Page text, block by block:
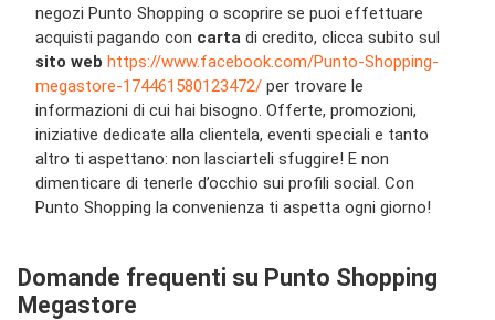
negozi Punto Shopping o scoprire se puoi effettuare
acquisti pagando con carta di credito, clicca subito sul
sito web https://www.facebook.com/Punto-Shopping-
megastore-174461580123472/ per trovare le
informazioni di cui hai bisogno. Offerte, promozioni,
iniziative dedicate alla clientela, eventi speciali e tanto
altro ti aspettano: non lasciarteli sfuggire! E non
dimenticare di tenerle d’occhio sui profili social. Con
Punto Shopping la convenienza ti aspetta ogni giorno!
Domande frequenti su Punto Shopping
Megastore